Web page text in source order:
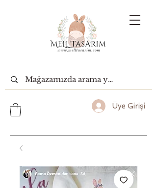
Üye Girişi